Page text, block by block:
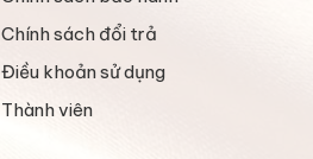
Chính sách đổi trả
Điều khoản sử dụng
Thành viên